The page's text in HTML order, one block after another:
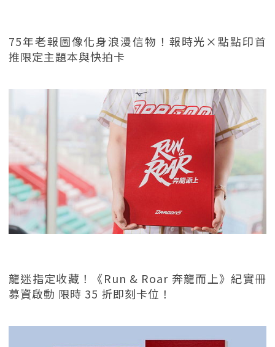
75年老報圖像化身浪漫信物！報時光×點點印首
推限定主題本與快拍卡
龍迷指定收藏！《Run & Roar 奔龍而上》紀實冊
募資啟動 限時 35 折即刻卡位！